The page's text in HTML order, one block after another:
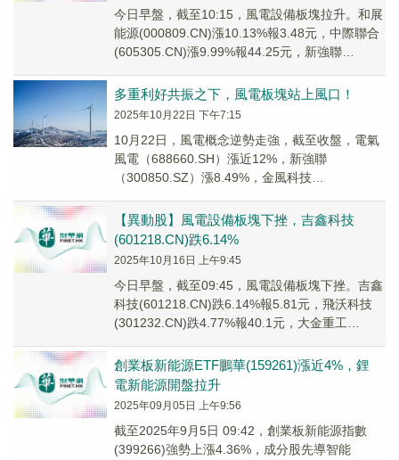
今日早盤，截至10:15，風電設備板塊拉升。和展
能源(000809.CN)漲10.13%報3.48元，中際聯合
(605305.CN)漲9.99%報44.25元，新強聯
多重利好共振之下，風電板塊站上風口！
2025年10月22日 下午7:15
10月22日，風電概念逆勢走強，截至收盤，電氣
風電（688660.SH）漲近12%，新強聯
（300850.SZ）漲8.49%，金風科技
【異動股】風電設備板塊下挫，吉鑫科技
(601218.CN)跌6.14%
2025年10月16日 上午9:45
今日早盤，截至09:45，風電設備板塊下挫。吉鑫
科技(601218.CN)跌6.14%報5.81元，飛沃科技
(301232.CN)跌4.77%報40.1元，大金重工
創業板新能源ETF鵬華(159261)漲近4%，鋰
電新能源開盤拉升
2025年09月05日 上午9:56
截至2025年9月5日 09:42，創業板新能源指數
(399266)強勢上漲4.36%，成分股先導智能